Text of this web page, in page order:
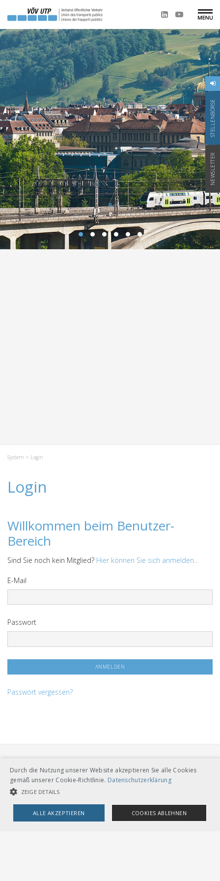
STELLENBÖRSE
NEWSLETTER
System > Login
Login
Willkommen beim Benutzer-
Bereich
Sind Sie noch kein Mitglied? Hier können Sie sich anmelden...
E-Mail
Passwort
Passwort vergessen?
VERBAND ÖFFENTLICHER VERKEHR
Dählhölzliweg 12
CH-3005 Bern
Durch die Nutzung unserer Website akzeptieren Sie alle Cookies
gemäß unserer Cookie-Richtlinie. Datenschutzerklärung
ZEIGE DETAILS
ALLE AKZEPTIEREN COOKIES ABLEHNEN